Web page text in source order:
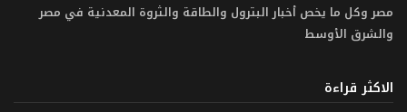
مصر وكل ما يخص أخبار البترول والطاقة والثروة المعدنية في مصر
والشرق الأوسط
الاكثر قراءة